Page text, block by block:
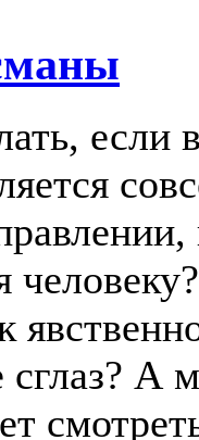
если
сглаз? А